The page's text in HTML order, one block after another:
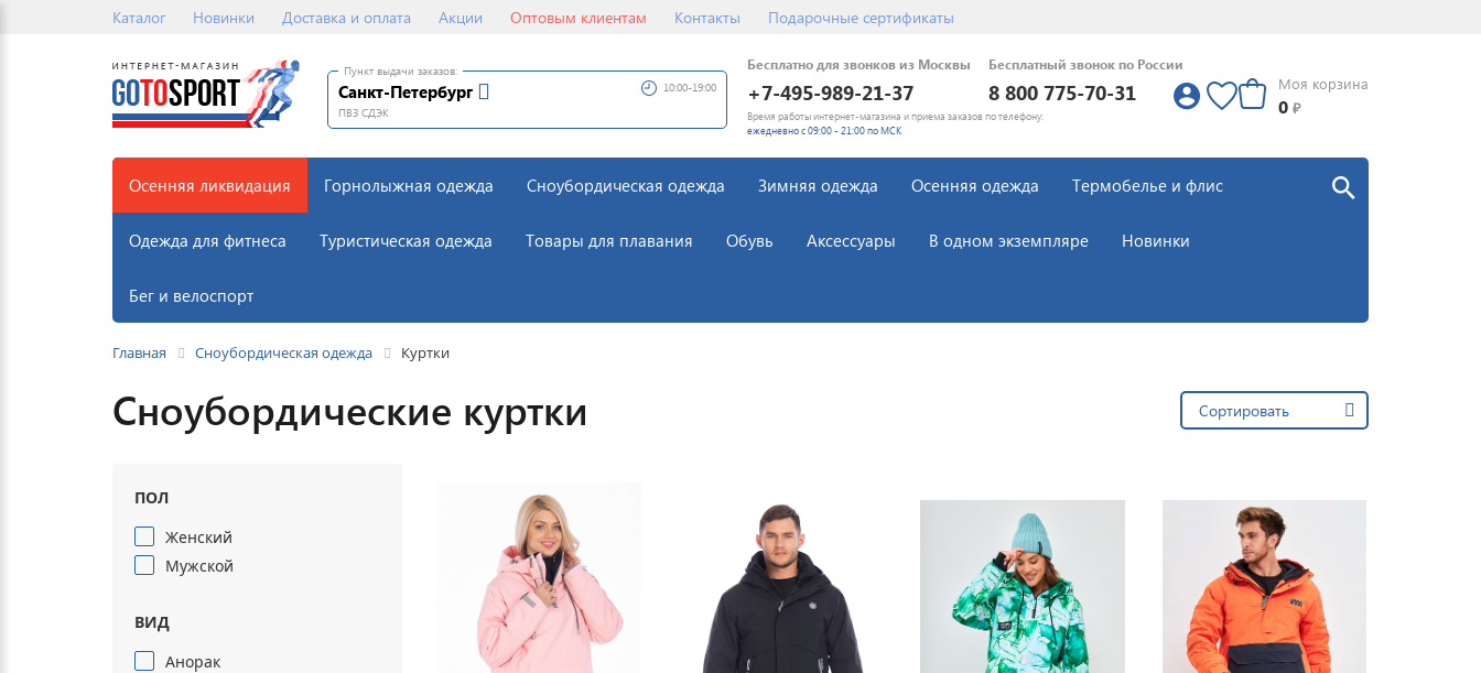
Каталог Новинки Доставка и оплата Акции Оптовым клиентам Контакты Подарочные сертификаты
Пункт выдачи заказов:
Санкт-Петербург
ПВЗ СДЭК
10:00-19:00
Бесплатно для звонков из Москвы
+7-495-989-21-37
Бесплатный звонок по России
8 800 775-70-31
Время работы интернет-магазина и приема заказов по телефону:
ежедневно с 09:00 - 21:00 по МСК
Моя корзина
0 ₽
Осенняя ликвидация Горнолыжная одежда Сноубордическая одежда Зимняя одежда Осенняя одежда Термобелье и флис
Одежда для фитнеса Туристическая одежда Товары для плавания Обувь Аксессуары В одном экземпляре Новинки
Бег и велоспорт
Главная Сноубордическая одежда Куртки
Сортировать
Сноубордические куртки
ПОЛ
Женский
Мужской
ВИД
Анорак